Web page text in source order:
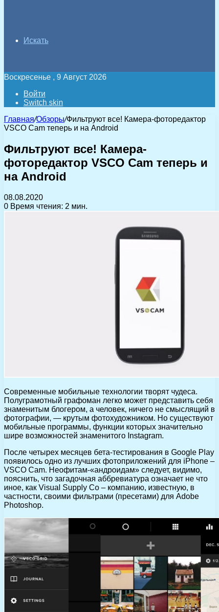
Искать
Воскресенье , 9 Август 2026
Войти
Switch skin
Главная/Обзоры/Фильтруют все! Камера-фоторедактор
VSCO Cam теперь и на Android
Фильтруют все! Камера-
фоторедактор VSCO Cam теперь и
на Android
08.08.2020
0 Время чтения: 2 мин.
Современные мобильные технологии творят чудеса.
Полуграмотный графоман легко может представить себя
знаменитым блогером, а человек, ничего не смыслящий в
фотографии, — крутым фотохудожником. Но существуют
мобильные программы, функции которых значительно
шире возможностей знаменитого Instagram.
После четырех месяцев бета-тестирования в Google Play
появилось одно из лучших фотоприложений для iPhone –
VSCO Cam. Неофитам-«андроидам» следует, видимо,
пояснить, что загадочная аббревиатура означает не что
иное, как Visual Supply Co – компанию, известную, в
частности, своими фильтрами (пресетами) для Adobe
Photoshop.